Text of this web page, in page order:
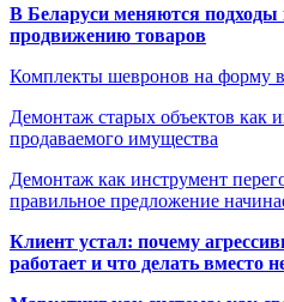
В Беларуси меняются подходы
продвижению товаров
Комплекты шевронов на форму
Демонтаж старых объектов как
продаваемого имущества
Демонтаж как инструмент
правильное предложение
Клиент устал: почему
работает и что делать вместо